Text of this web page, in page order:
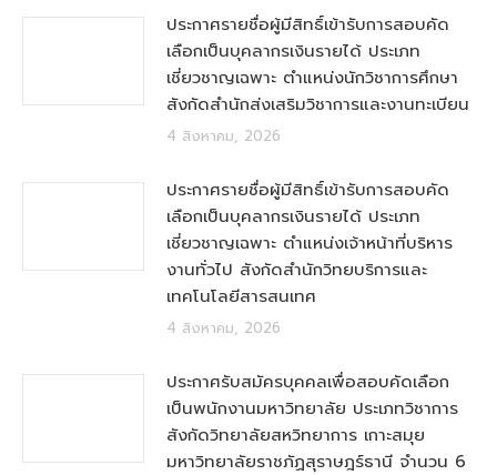
ประกาศรายชื่อผู้มีสิทธิ์เข้ารับการสอบคัด
เลือกเป็นบุคลากรเงินรายได้ ประเภท
เชี่ยวชาญเฉพาะ ตำแหน่งนักวิชาการศึกษา
สังกัดสำนักส่งเสริมวิชาการและงานทะเบียน
4 สิงหาคม, 2026
ประกาศรายชื่อผู้มีสิทธิ์เข้ารับการสอบคัด
เลือกเป็นบุคลากรเงินรายได้ ประเภท
เชี่ยวชาญเฉพาะ ตำแหน่งเจ้าหน้าที่บริหาร
งานทั่วไป สังกัดสำนักวิทยบริการและ
เทคโนโลยีสารสนเทศ
4 สิงหาคม, 2026
ประกาศรับสมัครบุคคลเพื่อสอบคัดเลือก
เป็นพนักงานมหาวิทยาลัย ประเภทวิชาการ
สังกัดวิทยาลัยสหวิทยาการ เกาะสมุย
มหาวิทยาลัยราชภัฏสุราษฎร์ธานี จำนวน 6